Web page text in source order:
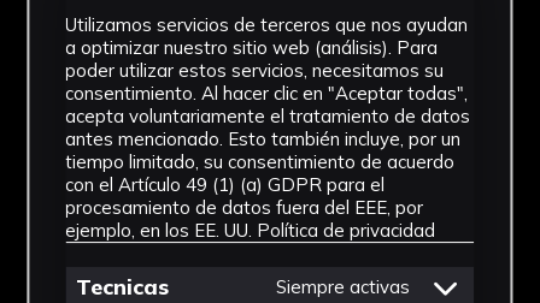
Tipología
Obra Gráfica
Cronología
SF
Fondo
Sin fondo
Utilizamos servicios de terceros que nos ayudan
a optimizar nuestro sitio web (análisis). Para
poder utilizar estos servicios, necesitamos su
consentimiento. Al hacer clic en "Aceptar todas",
acepta voluntariamente el tratamiento de datos
antes mencionado. Esto también incluye, por un
tiempo limitado, su consentimiento de acuerdo
con el Artículo 49 (1) (a) GDPR para el
procesamiento de datos fuera del EEE, por
ejemplo, en los EE. UU. Política de privacidad
Tecnicas Siempre activas